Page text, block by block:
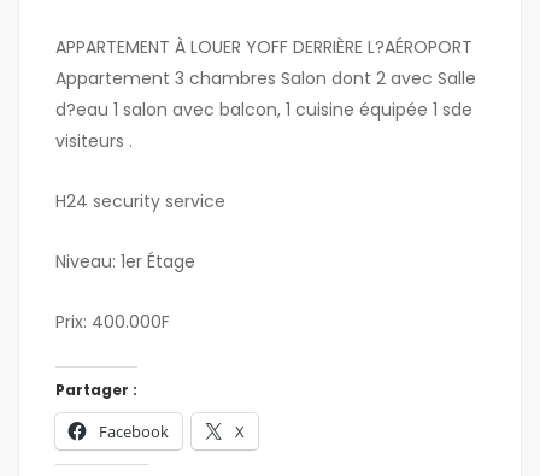
APPARTEMENT À LOUER YOFF DERRIÈRE L?AÉROPORT
Appartement 3 chambres Salon dont 2 avec Salle
d?eau 1 salon avec balcon, 1 cuisine équipée 1 sde
visiteurs .
H24 security service
Niveau: 1er Étage
Prix: 400.000F
Partager :
Facebook X